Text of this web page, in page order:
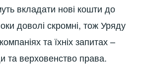
вкладати нові кошти до
доволі скромні, тож Уряду
та їхніх запитах –
та верховенство права.